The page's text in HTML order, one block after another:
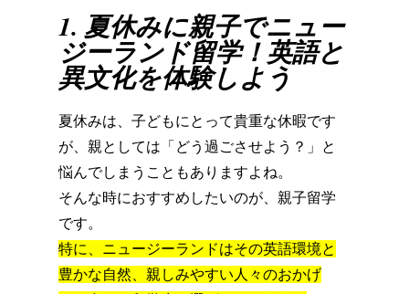
1. 夏休みに親子でニュー
ジーランド留学！英語と
異文化を体験しよう
夏休みは、子どもにとって貴重な休暇です
が、親としては「どう過ごさせよう？」と
悩んでしまうこともありますよね。
そんな時におすすめしたいのが、親子留学
です。
特に、 ニュージーランドはその英語環境と
豊かな自然、親しみやすい人々のおかげ